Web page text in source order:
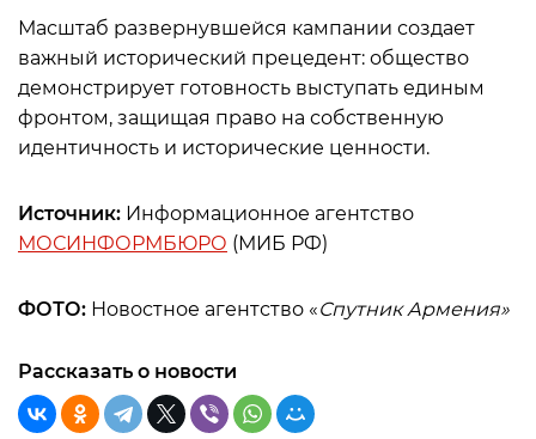
Масштаб развернувшейся кампании создает
важный исторический прецедент: общество
демонстрирует готовность выступать единым
фронтом, защищая право на собственную
идентичность и исторические ценности.
Источник: Информационное агентство
МОСИНФОРМБЮРО (МИБ РФ)
ФОТО: Новостное агентство «Спутник Армения»
Рассказать о новости